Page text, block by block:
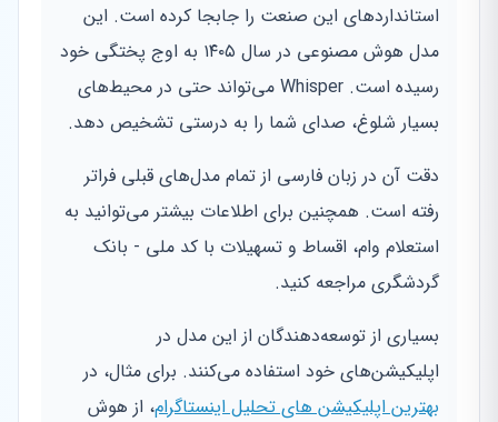
استانداردهای این صنعت را جابجا کرده است. این
مدل هوش مصنوعی در سال ۱۴۰۵ به اوج پختگی خود
رسیده است. Whisper می‌تواند حتی در محیط‌های
بسیار شلوغ، صدای شما را به درستی تشخیص دهد.
دقت آن در زبان فارسی از تمام مدل‌های قبلی فراتر
رفته است. همچنین برای اطلاعات بیشتر می‌توانید به
استعلام وام، اقساط و تسهیلات با کد ملی - بانک
گردشگری مراجعه کنید.
بسیاری از توسعه‌دهندگان از این مدل در
اپلیکیشن‌های خود استفاده می‌کنند. برای مثال، در
بهترین اپلیکیشن های تحلیل اینستاگرام، از هوش